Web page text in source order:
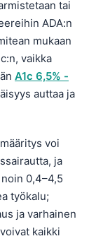
tai
ADA:n
mukaan
vaikka
A1c 6,5% -
auttaa ja
voi
ja
0,4–4,5
työkalu;
ja varhainen
kaikki